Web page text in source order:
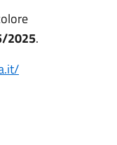
2025.